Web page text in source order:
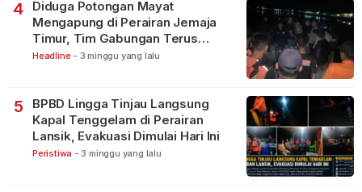
4
Diduga Potongan Mayat
Mengapung di Perairan Jemaja
Timur, Tim Gabungan Terus
Lakukan Pencarian
Headline - 3 minggu yang lalu
5
BPBD Lingga Tinjau Langsung
Kapal Tenggelam di Perairan
Lansik, Evakuasi Dimulai Hari Ini
Peristiwa - 3 minggu yang lalu